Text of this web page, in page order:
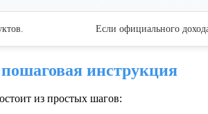
Если официального
инструкция
из простых шагов: